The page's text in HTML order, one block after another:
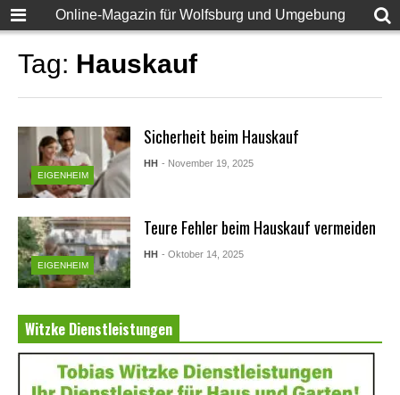
Online-Magazin für Wolfsburg und Umgebung
Tag: Hauskauf
EIGENHEIM
Sicherheit beim Hauskauf
HH - November 19, 2025
EIGENHEIM
Teure Fehler beim Hauskauf vermeiden
HH - Oktober 14, 2025
Witzke Dienstleistungen